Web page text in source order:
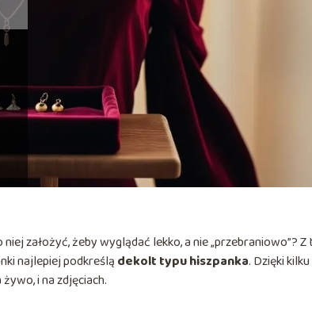
założyć, żeby wyglądać lekko, a nie „przebraniowo”?
najlepiej podkreślą dekolt typu hiszpanka. Dzięki kilku
i na zdjęciach.